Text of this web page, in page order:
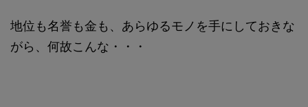
地位も名誉も金も、あらゆるモノを手にしておきな
がら、何故こんな・・・